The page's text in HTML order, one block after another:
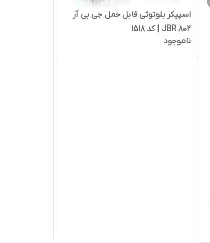
اسپیکر بلوتوثی قابل حمل جی بی آر
JBR 802 | کد 1518
ناموجود